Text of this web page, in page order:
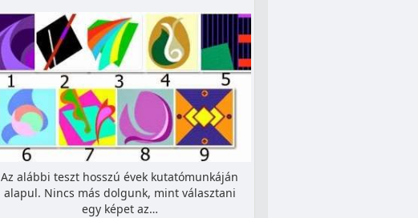
Az alábbi teszt hosszú évek kutatómunkáján
alapul. Nincs más dolgunk, mint választani
egy képet az…